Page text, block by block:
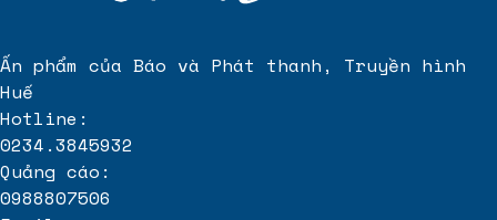
Ấn phẩm của Báo và Phát thanh, Truyền hình
Huế
Hotline:
0234.3845932
Quảng cáo:
0988807506